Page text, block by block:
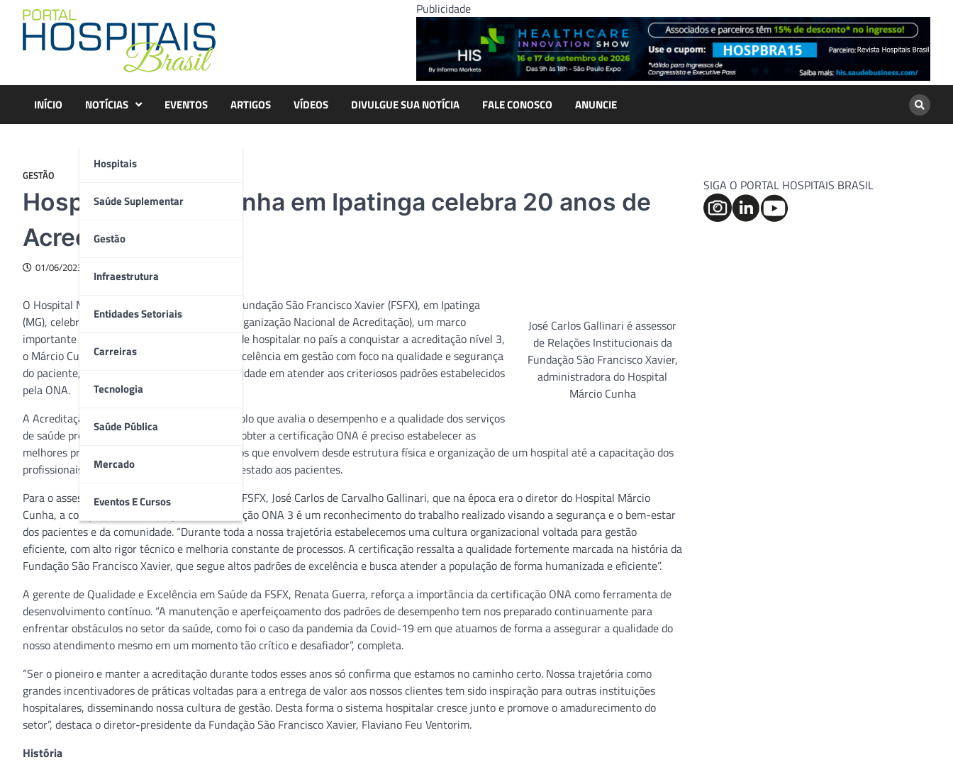
content
Publicidade
INÍCIO NOTÍCIAS
Hospitais
Saúde Suplementar
Gestão
Infraestrutura
Entidades Setoriais
Carreiras
Tecnologia
Saúde Pública
Mercado
Eventos E Cursos
EVENTOS ARTIGOS VÍDEOS DIVULGUE SUA NOTÍCIA FALE CONOSCO ANUNCIE
GESTÃO
Hospital Márcio Cunha em Ipatinga celebra 20 anos de
Acreditação ONA 3
01/06/2023
José Carlos Gallinari é assessor
de Relações Institucionais da
Fundação São Francisco Xavier,
administradora do Hospital
Márcio Cunha
O Hospital Márcio Cunha, administrado pela Fundação São Francisco Xavier (FSFX), em Ipatinga
(MG), celebra 20 anos de Acreditação ONA (Organização Nacional de Acreditação), um marco
importante em sua trajetória. Primeira unidade hospitalar no país a conquistar a acreditação nível 3,
o Márcio Cunha estabeleceu um modelo de excelência em gestão com foco na qualidade e segurança
do paciente, sendo reconhecido por sua capacidade em atender aos criteriosos padrões estabelecidos
pela ONA.
A Acreditação é um processo voluntário e amplo que avalia o desempenho e a qualidade dos serviços
de saúde prestados por uma instituição. Para obter a certificação ONA é preciso estabelecer as
melhores práticas de gestão, seguindo critérios que envolvem desde estrutura física e organização de um hospital até a capacitação dos
profissionais e a qualidade do atendimento prestado aos pacientes.
Para o assessor de Relações Institucionais da FSFX, José Carlos de Carvalho Gallinari, que na época era o diretor do Hospital Márcio
Cunha, a conquista e manutenção da acreditação ONA 3 é um reconhecimento do trabalho realizado visando a segurança e o bem-estar
dos pacientes e da comunidade. “Durante toda a nossa trajetória estabelecemos uma cultura organizacional voltada para gestão
eficiente, com alto rigor técnico e melhoria constante de processos. A certificação ressalta a qualidade fortemente marcada na história da
Fundação São Francisco Xavier, que segue altos padrões de excelência e busca atender a população de forma humanizada e eficiente”.
A gerente de Qualidade e Excelência em Saúde da FSFX, Renata Guerra, reforça a importância da certificação ONA como ferramenta de
desenvolvimento contínuo. “A manutenção e aperfeiçoamento dos padrões de desempenho tem nos preparado continuamente para
enfrentar obstáculos no setor da saúde, como foi o caso da pandemia da Covid-19 em que atuamos de forma a assegurar a qualidade do
nosso atendimento mesmo em um momento tão crítico e desafiador”, completa.
“Ser o pioneiro e manter a acreditação durante todos esses anos só confirma que estamos no caminho certo. Nossa trajetória como
grandes incentivadores de práticas voltadas para a entrega de valor aos nossos clientes tem sido inspiração para outras instituições
hospitalares, disseminando nossa cultura de gestão. Desta forma o sistema hospitalar cresce junto e promove o amadurecimento do
setor”, destaca o diretor-presidente da Fundação São Francisco Xavier, Flaviano Feu Ventorim.
História
SIGA O PORTAL HOSPITAIS BRASIL